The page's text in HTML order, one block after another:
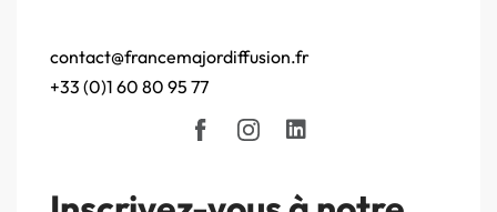
contact@francemajordiffusion.fr
+33 (0)1 60 80 95 77